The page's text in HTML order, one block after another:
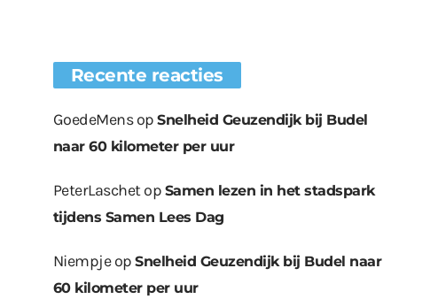
Recente reacties
GoedeMensopSnelheid Geuzendijk bij Budel
naar 60 kilometer per uur
PeterLaschetop Samen lezen in het stadspark
tijdens Samen Lees Dag
NiempjeopSnelheid Geuzendijk bij Budel naar
60 kilometer per uur